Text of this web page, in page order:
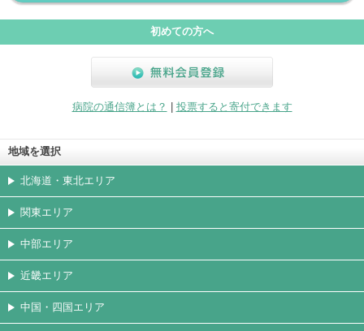
« 前ペー
ジ
次ページ
»
初めての方へ
病院の通信簿とは？
投票すると寄付できます
地域を選択
北海道・東北エリア
関東エリア
中部エリア
近畿エリア
中国・四国エリア